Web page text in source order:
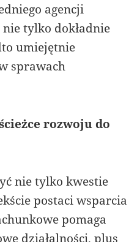
agencji
tylko dokładnie
umiejętnie
sprawach
rozwoju do
nie tylko kwestie
postaci wsparcia
pomaga
działalności, plus